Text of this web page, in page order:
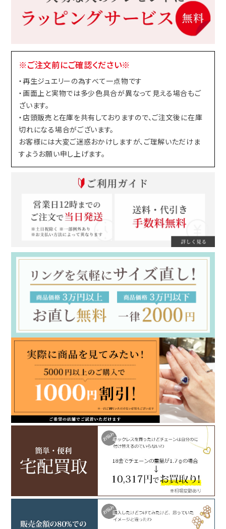
※ご注文前にご確認ください※
・再生ジュエリーの為すべて一点物です
・画面上と実物では多少色具合が異なって見える場合もご
ざいます。
・店頭販売と在庫を共有しておりますので、ご注文後に在庫
切れになる場合がございます。
お客様には大変ご迷惑おかけしますが、ご理解いただけま
すようお願い申し上げます。